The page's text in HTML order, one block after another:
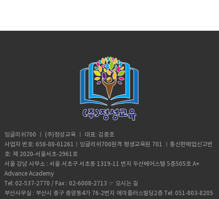
잉글리쉬700 ㅣ (주)정성교육 ㅣ 대표: 김종호
사업자 번호: 658-88-01261ㅣ잉글리쉬700원격 평생교육원 701 ㅣ통신판매업신고번
호: 제 2020-서울서초-2961호
서울 강남 사무소 : 서울 서초구 서초동 1319-11 번지 두산베어스텔 5층505호 A+
Advance Academy
Tel: 02-537-2770 / Fax : 02-6008-2713 ☞ 오시는 길
부산사무실 : 부산시 중구 중앙동4가 76-2번지 에이플러스빌딩2층 Tel: 051-803-8205